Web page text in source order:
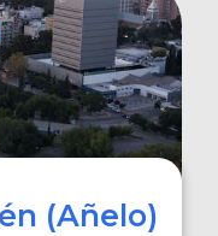
(Añelo)